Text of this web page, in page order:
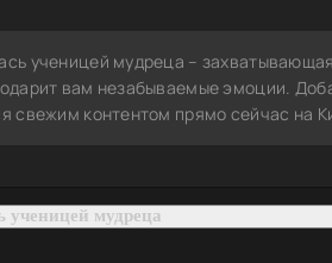
ученицей мудреца –
вам незабываемые эмоции.
свежим контентом прямо сейчас на